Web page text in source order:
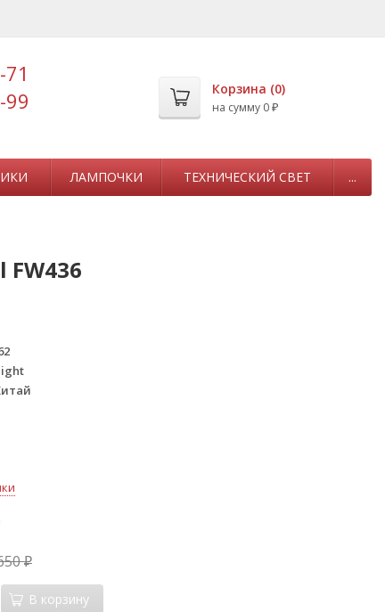
99
Корзина (0)
на сумму 0 ₽
ЛАМПОЧКИ ТЕХНИЧЕСКИЙ СВЕТ ...
₽
В корзину